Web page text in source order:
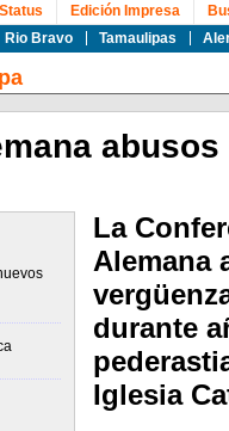
Rio Bravo Tamaulipas
Status Edición Impresa
abusos
La
Alemana
durante
Iglesia